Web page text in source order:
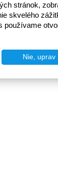
stránok,
skvelého
používame
Nie, uprav